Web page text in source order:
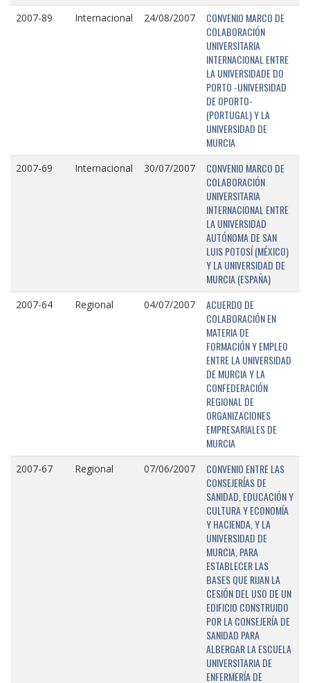
2007-89 Internacional 24/08/2007
CONVENIO MARCO DE
COLABORACIÓN
UNIVERSITARIA
INTERNACIONAL ENTRE
LA UNIVERSIDADE DO
PORTO -UNIVERSIDAD
DE OPORTO-
(PORTUGAL) Y LA
UNIVERSIDAD DE
MURCIA
2007-69 Internacional 30/07/2007
CONVENIO MARCO DE
COLABORACIÓN
UNIVERSITARIA
INTERNACIONAL ENTRE
LA UNIVERSIDAD
AUTÓNOMA DE SAN
LUIS POTOSÍ (MÉXICO)
Y LA UNIVERSIDAD DE
MURCIA (ESPAÑA)
2007-64 Regional 04/07/2007
ACUERDO DE
COLABORACIÓN EN
MATERIA DE
FORMACIÓN Y EMPLEO
ENTRE LA UNIVERSIDAD
DE MURCIA Y LA
CONFEDERACIÓN
REGIONAL DE
ORGANIZACIONES
EMPRESARIALES DE
MURCIA
2007-67 Regional 07/06/2007
CONVENIO ENTRE LAS
CONSEJERÍAS DE
SANIDAD, EDUCACIÓN Y
CULTURA Y ECONOMÍA
Y HACIENDA, Y LA
UNIVERSIDAD DE
MURCIA, PARA
ESTABLECER LAS
BASES QUE RIJAN LA
CESIÓN DEL USO DE UN
EDIFICIO CONSTRUIDO
POR LA CONSEJERÍA DE
SANIDAD PARA
ALBERGAR LA ESCUELA
UNIVERSITARIA DE
ENFERMERÍA DE